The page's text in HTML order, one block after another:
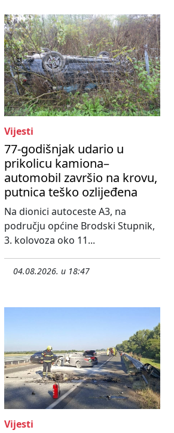
Vijesti
77-godišnjak udario u
prikolicu kamiona–
automobil završio na krovu,
putnica teško ozlijeđena
Na dionici autoceste A3, na
području općine Brodski Stupnik,
3. kolovoza oko 11...
04.08.2026. u 18:47
Vijesti